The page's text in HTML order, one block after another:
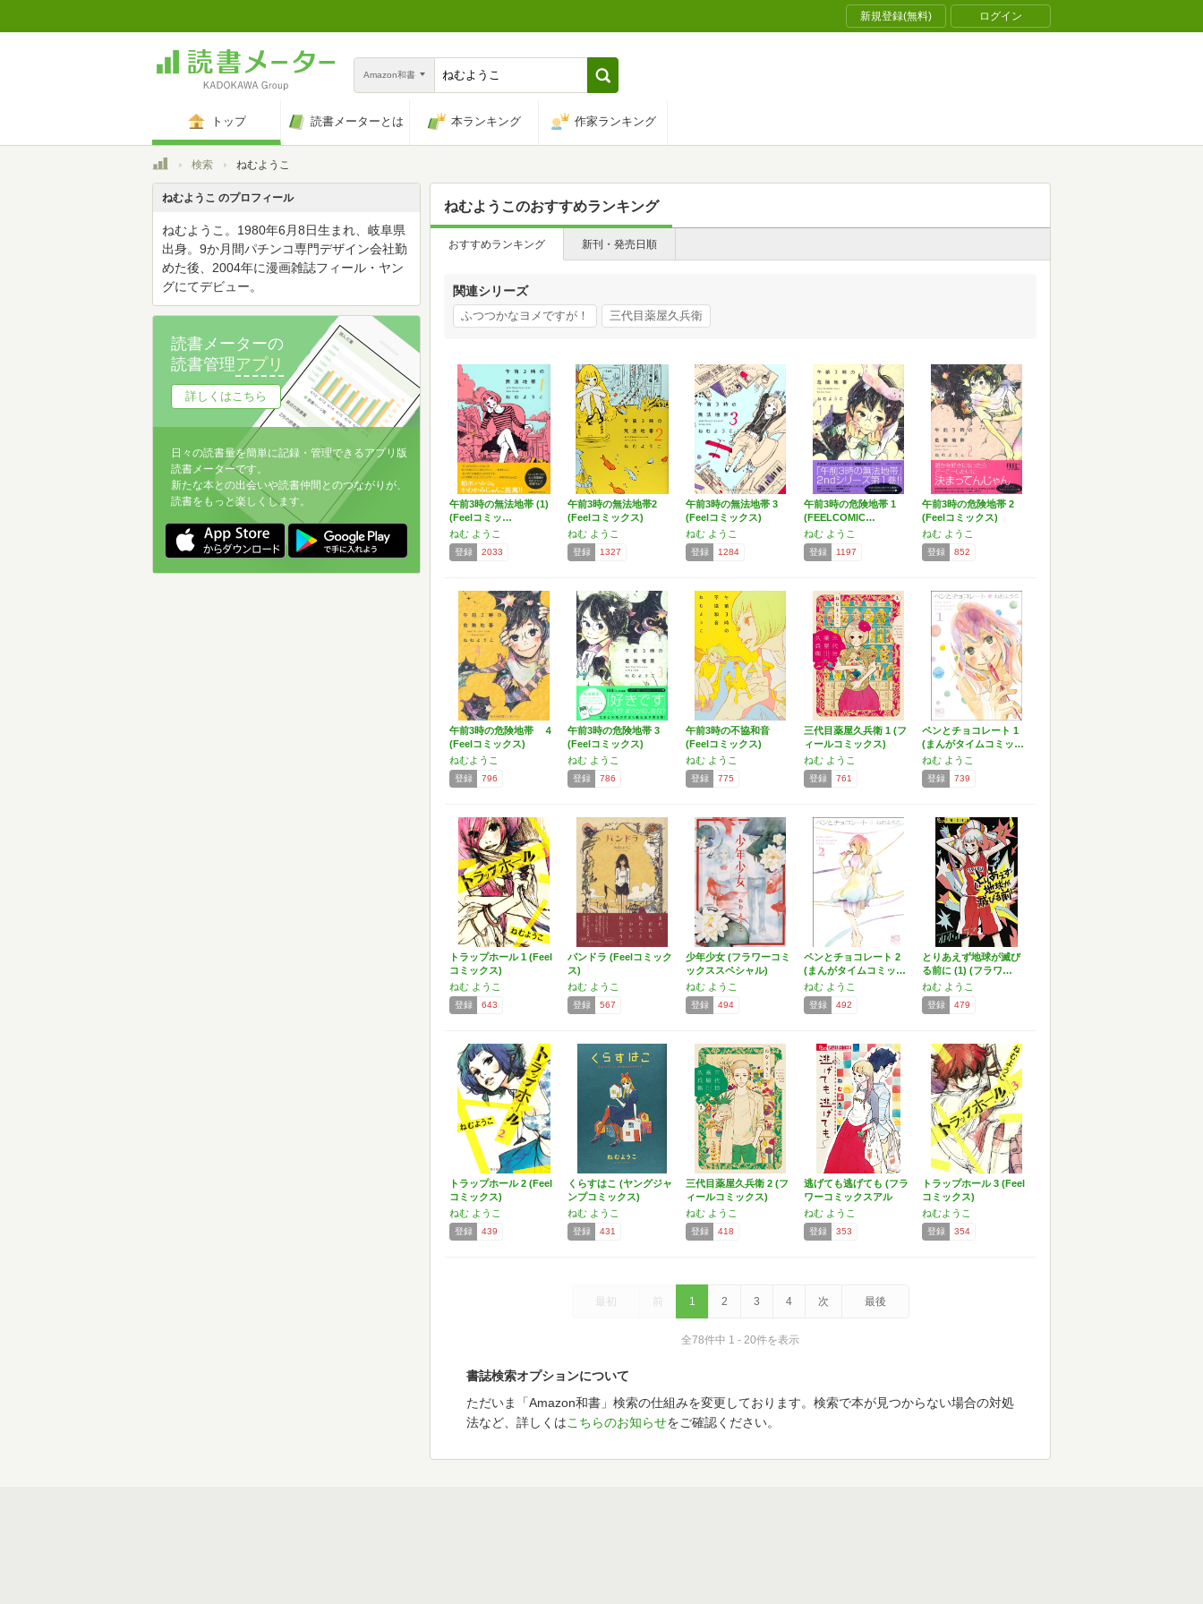
新規登録(無料) ログイン
Amazon和書
トップ 読書メーターとは 本ランキング 作家ランキング
トップ検索 ねむようこ
ねむようこ のおすすめランキング
おすすめランキング 新刊・発売日順
関連シリーズ
ふつつかなヨメですが！ 三代目薬屋久兵衛
午前3時の無法地帯 (1)
(Feelコミッ…
ねむ ようこ
登録 2033
午前3時の無法地帯2
(Feelコミックス)
ねむ ようこ
登録 1327
午前3時の無法地帯 3
(Feelコミックス)
ねむ ようこ
登録 1284
午前3時の危険地帯 1
(FEELCOMIC…
ねむ ようこ
登録 1197
午前3時の危険地帯 2
(Feelコミックス)
ねむ ようこ
登録 852
午前3時の危険地帯 ４
(Feelコミックス)
ねむようこ
登録 796
午前3時の危険地帯 3
(Feelコミックス)
ねむ ようこ
登録 786
午前3時の不協和音
(Feelコミックス)
ねむ ようこ
登録 775
三代目薬屋久兵衛 1 (フ
ィールコミックス)
ねむ ようこ
登録 761
ペンとチョコレート 1
(まんがタイムコミッ…
ねむ ようこ
登録 739
トラップホール 1 (Feel
コミックス)
ねむ ようこ
登録 643
パンドラ (Feelコミック
ス)
ねむ ようこ
登録 567
少年少女 (フラワーコミ
ックススペシャル)
ねむ ようこ
登録 494
ペンとチョコレート 2
(まんがタイムコミッ…
ねむ ようこ
登録 492
とりあえず地球が滅び
る前に (1) (フラワ…
ねむ ようこ
登録 479
トラップホール 2 (Feel
コミックス)
ねむ ようこ
登録 439
くらすはこ (ヤングジャ
ンプコミックス)
ねむ ようこ
登録 431
三代目薬屋久兵衛 2 (フ
ィールコミックス)
ねむ ようこ
登録 418
逃げても逃げても (フラ
ワーコミックスアル
フ…
ねむ ようこ
登録 353
トラップホール 3 (Feel
コミックス)
ねむようこ
登録 354
最初 前 1 2 3 4 次 最後
全78件中 1 - 20件を表示
書誌検索オプションについて
ただいま「Amazon和書」検索の仕組みを変更しております。検索で本が見つからない場合の対処
法など、詳しくはこちらのお知らせをご確認ください。
ねむようこ のプロフィール
ねむようこ。1980年6月8日生まれ、岐阜県
出身。9か月間パチンコ専門デザイン会社勤
めた後、2004年に漫画雑誌フィール・ヤン
グにてデビュー。
読書メーターの
読書管理アプリ
詳しくはこちら
日々の読書量を簡単に記録・管理できるアプリ版
読書メーターです。
新たな本との出会いや読書仲間とのつながりが、
読書をもっと楽しくします。